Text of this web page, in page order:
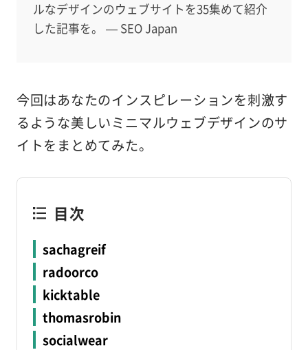
ルなデザインのウェブサイトを35集めて紹介
した記事を。 — SEO Japan
今回はあなたのインスピレーションを刺激す
るような美しいミニマルウェブデザインのサ
イトをまとめてみた。
目次
sachagreif
radoorco
kicktable
thomasrobin
socialwear